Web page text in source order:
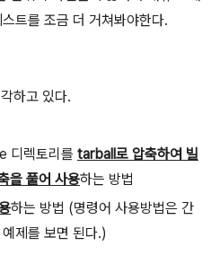
트를 조금 더 거쳐봐야한다.
하고 있다.
디렉토리를 tarball로 압축하여 빌
을 풀어 사용하는 방법
하는 방법 (명령어 사용방법은 간
제를 보면 된다.)